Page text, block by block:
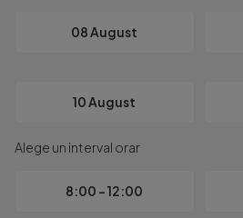
08 August
10 August
Alege un interval orar
8:00 - 12:00